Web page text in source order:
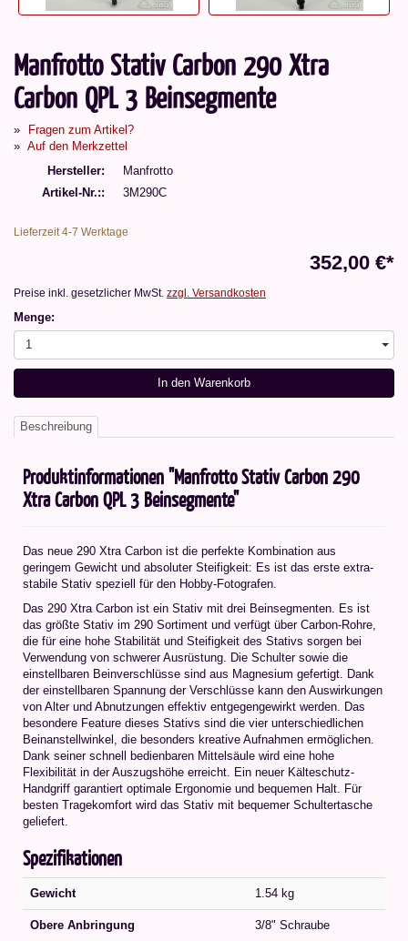
Manfrotto Stativ Carbon 290 Xtra
Carbon QPL 3 Beinsegmente
Fragen zum Artikel?
Auf den Merkzettel
Hersteller
Manfrotto
Artikel-Nr.:
3M290C
Lieferzeit 4-7 Werktage
352,00 €*
Preise inkl. gesetzlicher MwSt. zzgl. Versandkosten
Menge:
1
In den Warenkorb
Beschreibung
Produktinformationen "Manfrotto Stativ Carbon 290
Xtra Carbon QPL 3 Beinsegmente"
Das neue 290 Xtra Carbon ist die perfekte Kombination aus
geringem Gewicht und absoluter Steifigkeit: Es ist das erste extra-
stabile Stativ speziell für den Hobby-Fotografen.
Das 290 Xtra Carbon ist ein Stativ mit drei Beinsegmenten. Es ist
das größte Stativ im 290 Sortiment und verfügt über Carbon-Rohre,
die für eine hohe Stabilität und Steifigkeit des Stativs sorgen bei
Verwendung von schwerer Ausrüstung. Die Schulter sowie die
einstellbaren Beinverschlüsse sind aus Magnesium gefertigt. Dank
der einstellbaren Spannung der Verschlüsse kann den Auswirkungen
von Alter und Abnutzungen effektiv entgegengewirkt werden. Das
besondere Feature dieses Stativs sind die vier unterschiedlichen
Beinanstellwinkel, die besonders kreative Aufnahmen ermöglichen.
Dank seiner schnell bedienbaren Mittelsäule wird eine hohe
Flexibilität in der Auszugshöhe erreicht. Ein neuer Kälteschutz-
Handgriff garantiert optimale Ergonomie und bequemen Halt. Für
besten Tragekomfort wird das Stativ mit bequemer Schultertasche
geliefert.
Spezifikationen
Gewicht 1.54 kg
Obere Anbringung 3/8" Schraube